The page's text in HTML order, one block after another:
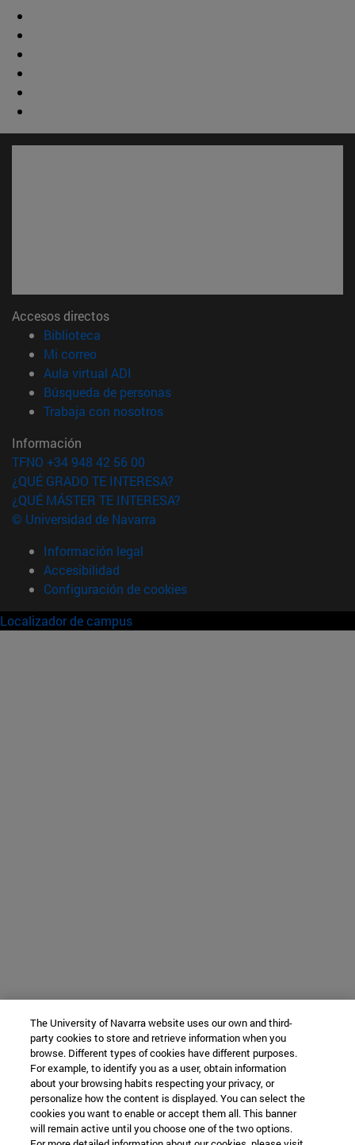
Accesos directos
Biblioteca
Mi correo(abre en nueva ventana)
Aula virtual ADI
Búsqueda de personas(abre en nueva ventana)
Trabaja con nosotros(abre en nueva ventana)
Información
TFNO +34 948 42 56 00
¿QUÉ GRADO TE INTERESA?
¿QUÉ MÁSTER TE INTERESA?
© Universidad de Navarra
Información legal
Accesibilidad
Configuración de cookies
Localizador de campus
The University of Navarra website uses our own and third-
party cookies to store and retrieve information when you
browse. Different types of cookies have different purposes.
For example, to identify you as a user, obtain information
about your browsing habits respecting your privacy, or
personalize how the content is displayed. You can select the
cookies you want to enable or accept them all. This banner
will remain active until you choose one of the two options.